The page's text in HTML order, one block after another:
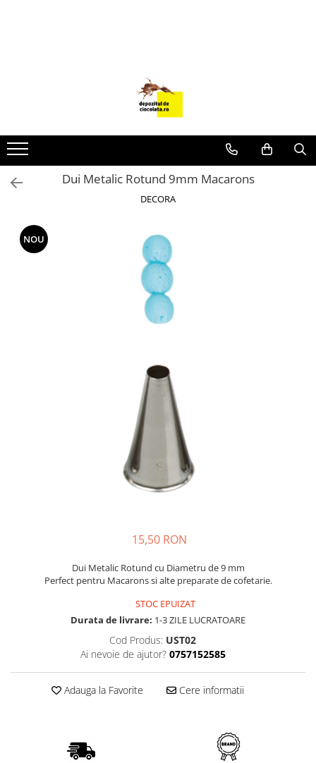
GLAZURI, UMPLUTURI, CREME
USTENSILE SI FORME SILICON
PASTA DE ZAHAR
DIVERSE
FRISCA, UNT, LAPTE CONDENSAT
Dui Metalic Rotund 9mm Macarons
DECORA
NOU
15,50 RON
Dui Metalic Rotund cu Diametru de 9 mm
Perfect pentru Macarons si alte preparate de cofetarie.
STOC EPUIZAT
Durata de livrare: 1-3 ZILE LUCRATOARE
Cod Produs: UST02
Ai nevoie de ajutor? 0757152585
Adauga la Favorite Cere informatii